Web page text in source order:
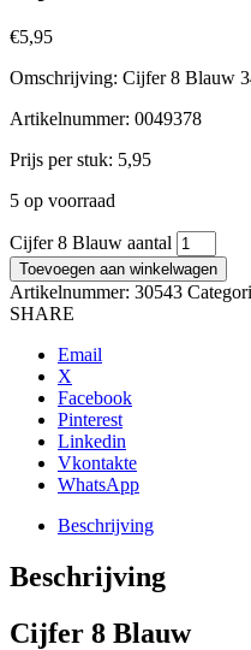
€5,95
Omschrijving: Cijfer 8 Blauw
Artikelnummer: 0049378
Prijs per stuk: 5,95
5 op voorraad
Cijfer 8 Blauw aantal
Toevoegen aan winkelwagen
Artikelnummer: 30543
SHARE
Email
X
Facebook
Pinterest
Linkedin
Vkontakte
WhatsApp
Beschrijving
Beschrijving
Cijfer 8 Blauw